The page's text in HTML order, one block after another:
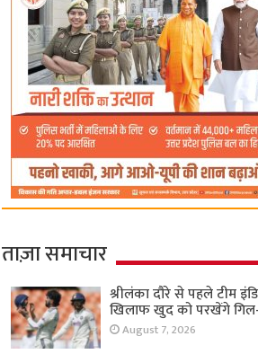
ताज़ा समाचार
श्रीलंका दौरे से पहले टीम
खिलाफ खुद को परखेंगे
August 7, 2026